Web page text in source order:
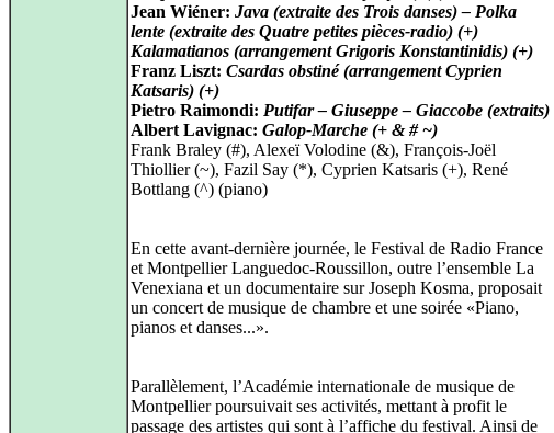
Jean Wiéner: Java (extraite des Trois danses) – Polka
lente (extraite des Quatre petites pièces-radio) (+)
Kalamatianos (arrangement Grigoris Konstantinidis) (+)
Franz Liszt: Csardas obstiné (arrangement Cyprien
Katsaris) (+)
Pietro Raimondi: Putifar – Giuseppe – Giaccobe (extraits)
Albert Lavignac: Galop-Marche (+ & # ~)
Frank Braley (#), Alexeï Volodine (&), François-Joël
Thiollier (~), Fazil Say (*), Cyprien Katsaris (+), René
Bottlang (^) (piano)
En cette avant-dernière journée, le Festival de Radio France
et Montpellier Languedoc-Roussillon, outre l’ensemble La
Venexiana et un documentaire sur Joseph Kosma, proposait
un concert de musique de chambre et une soirée «Piano,
pianos et danses...».
Parallèlement, l’Académie internationale de musique de
Montpellier poursuivait ses activités, mettant à profit le
passage des artistes qui sont à l’affiche du festival. Ainsi de